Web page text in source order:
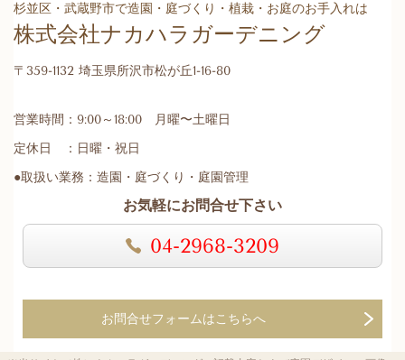
杉並区・武蔵野市で造園・庭づくり・植栽・お庭のお手入れは
株式会社ナカハラガーデニング
〒359-1132 埼玉県所沢市松が丘1-16-80
営業時間：9:00～18:00 月曜〜土曜日
定休日 ：日曜・祝日
●取扱い業務：造園・庭づくり・庭園管理
お気軽にお問合せ下さい
04-2968-3209
お問合せフォームはこちらへ